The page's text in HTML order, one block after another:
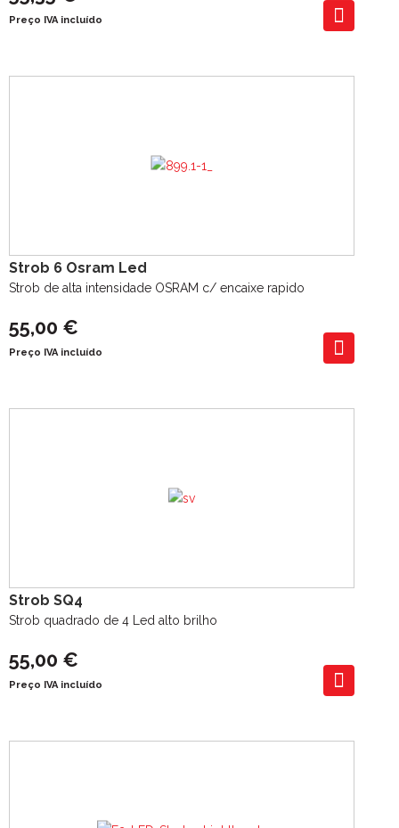
Preço IVA incluído
Strob 6 Osram Led
Strob de alta intensidade OSRAM c/ encaixe rapido
55,00 €
Preço IVA incluído
Strob SQ4
Strob quadrado de 4 Led alto brilho
55,00 €
Preço IVA incluído